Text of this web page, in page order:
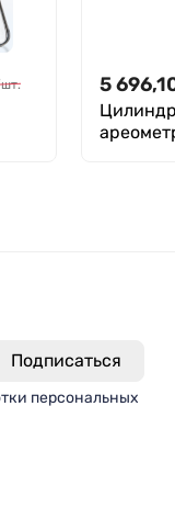
шт. 5
персональных